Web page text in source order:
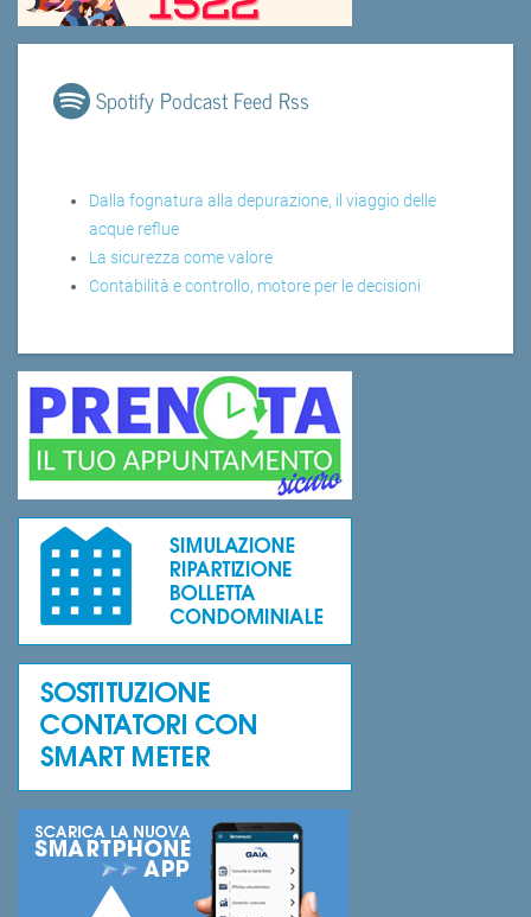
Spotify Podcast Feed Rss
Dalla fognatura alla depurazione, il viaggio delle
acque reflue
La sicurezza come valore
Contabilità e controllo, motore per le decisioni